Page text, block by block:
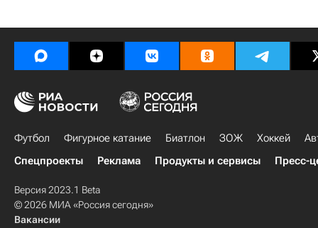
Футбол Фигурное катание Биатлон ЗОЖ Хоккей
Спецпроекты
Реклама Продукты и сервисы Пресс-
Версия 2023.1 Beta
© 2026 МИА «Россия сегодня»
Вакансии